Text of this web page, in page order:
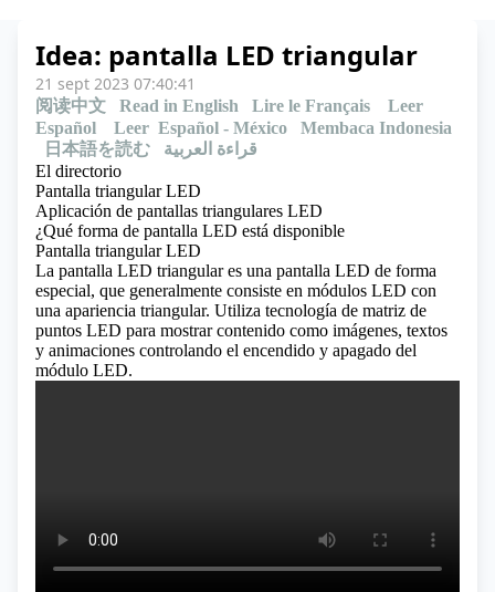
Idea: pantalla LED triangular
21 sept 2023 07:40:41
阅读中文 Read in English Lire le Français
Leer
Español
Leer Español - México
Membaca Indonesia
日本語を読む
قراءة العربية
El directorio
Pantalla triangular LED
Aplicación de pantallas triangulares LED
¿Qué forma de pantalla LED está disponible
Pantalla triangular LED
La pantalla LED triangular es una pantalla LED de forma
especial, que generalmente consiste en módulos LED con
una apariencia triangular. Utiliza tecnología de matriz de
puntos LED para mostrar contenido como imágenes, textos
y animaciones controlando el encendido y apagado del
módulo LED.